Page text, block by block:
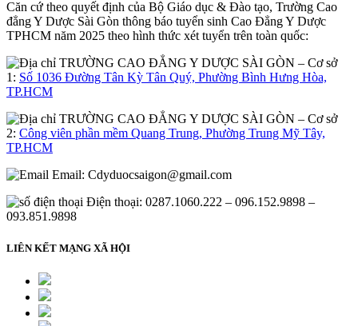
Căn cứ theo quyết định của Bộ Giáo dục & Đào tạo, Trường Cao
đẳng Y Dược Sài Gòn thông báo tuyển sinh Cao Đẳng Y Dược
TPHCM năm 2025 theo hình thức xét tuyển trên toàn quốc:
– Cơ sở
1: Số 1036 Đường Tân Kỳ Tân Quý, Phường Bình Hưng Hòa,
TP.HCM
– Cơ sở
2: Công viên phần mềm Quang Trung, Phường Trung Mỹ Tây,
TP.HCM
Email: Cdyduocsaigon@gmail.com
Điện thoại: 0287.1060.222 – 096.152.9898 –
093.851.9898
LIÊN KẾT MẠNG XÃ HỘI